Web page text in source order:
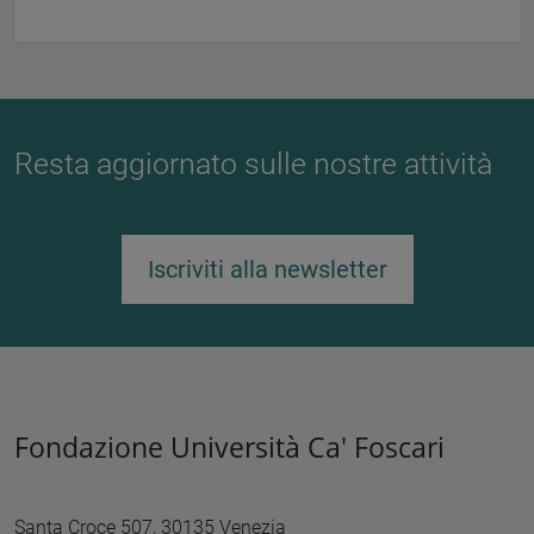
Resta aggiornato sulle nostre attività
Iscriviti alla newsletter
Fondazione Università Ca' Foscari
Santa Croce 507, 30135 Venezia